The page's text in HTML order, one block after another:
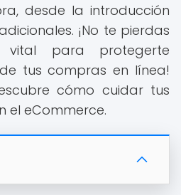
desde la introducción
¡No te pierdas
vital para protegerte
tus compras en línea!
cómo cuidar tus
el eCommerce.